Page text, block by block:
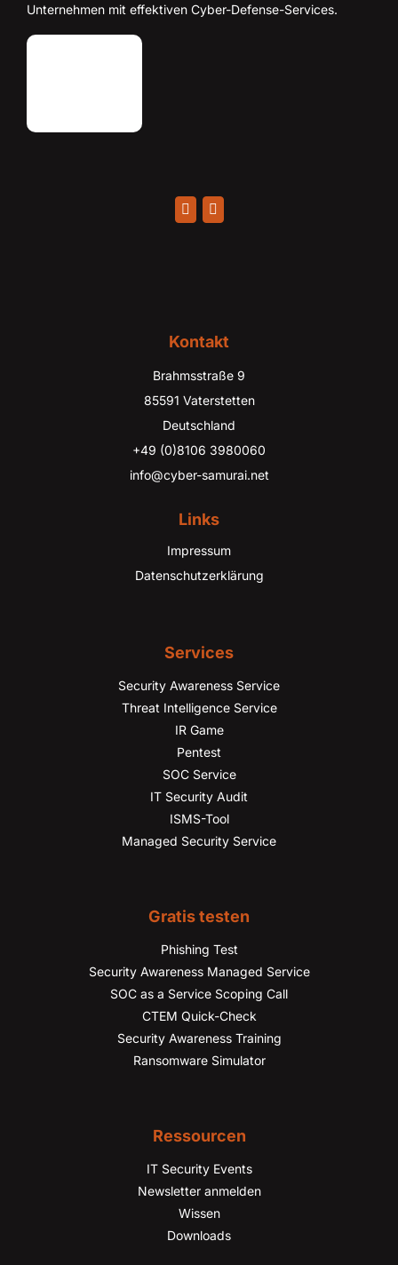
Unternehmen mit effektiven Cyber-Defense-Services.
Kontakt
Brahmsstraße 9
85591 Vaterstetten
Deutschland
+49 (0)8106 3980060
info@cyber-samurai.net
Links
Impressum
Datenschutzerklärung
Services
Security Awareness Service
Threat Intelligence Service
IR Game
Pentest
SOC Service
IT Security Audit
ISMS-Tool
Managed Security Service
Gratis testen
Phishing Test
Security Awareness Managed Service
SOC as a Service Scoping Call
CTEM Quick-Check
Security Awareness Training
Ransomware Simulator
Ressourcen
IT Security Events
Newsletter anmelden
Wissen
Downloads